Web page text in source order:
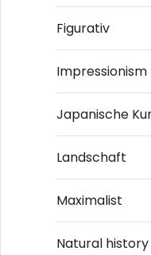
Figurativ
Impressionism
Japanische
Landschaft
Maximalist
Natural history